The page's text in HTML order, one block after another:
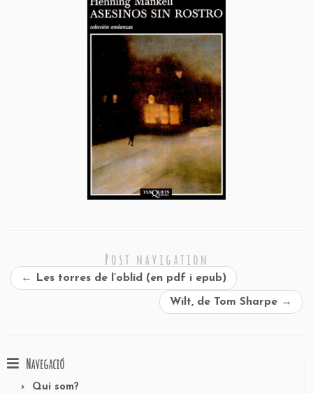
Post navigation
← Les torres de l’oblid (en pdf i epub)
Wilt, de Tom Sharpe →
Navegació
Qui som?